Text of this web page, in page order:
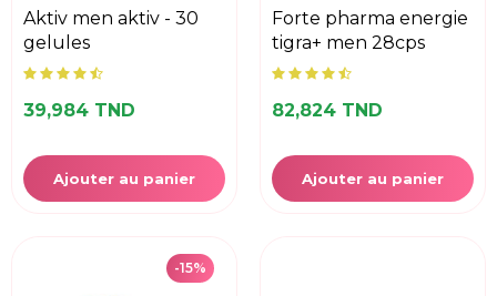
aktiv men aktiv - 30
gelules
39,984 TND
Ajouter au panier
forte pharma energie
tigra+ men 28cps
82,824 TND
Ajouter au panier
-15%